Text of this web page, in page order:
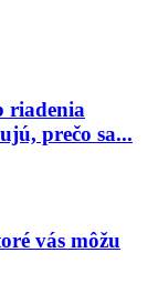
riadenia
prečo sa...
vás môžu